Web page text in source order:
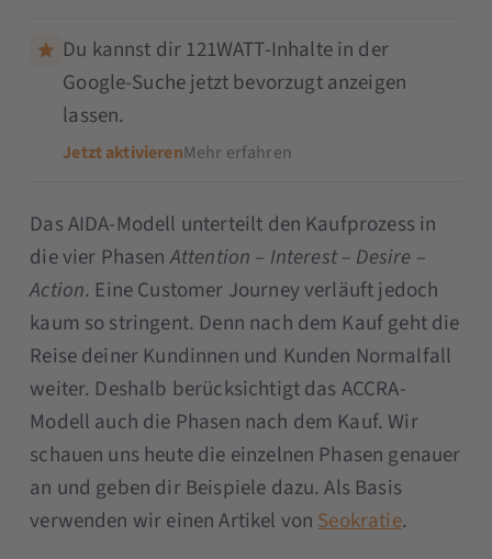
Du kannst dir 121WATT-Inhalte in der
Google-Suche jetzt bevorzugt anzeigen
lassen.
Jetzt aktivierenMehr erfahren
Das AIDA-Modell unterteilt den Kaufprozess in
die vier PhasenAttention – Interest – Desire –
Action. Eine Customer Journey verläuft jedoch
kaum so stringent. Denn nach dem Kauf geht die
Reise deiner Kundinnen und Kunden Normalfall
weiter. Deshalb berücksichtigt das ACCRA-
Modell auch die Phasen nach dem Kauf. Wir
schauen uns heute die einzelnen Phasen genauer
an und geben dir Beispiele dazu. Als Basis
verwenden wir einen Artikel vonSeokratie.